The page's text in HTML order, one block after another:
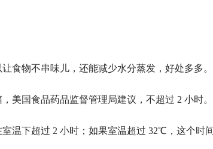
食物不串味儿，还能减少水分蒸发，好处多多。
美国食品药品监督管理局建议，不超过 2 小时。
温下超过 2 小时；如果室温超过 32℃，这个时